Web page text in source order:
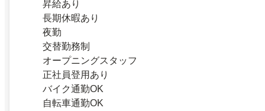
昇給あり
長期休暇あり
夜勤
交替勤務制
オープニングスタッフ
正社員登用あり
バイク通勤OK
自転車通勤OK